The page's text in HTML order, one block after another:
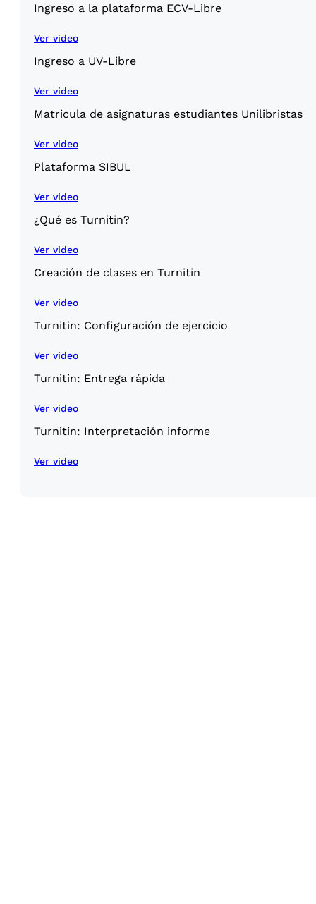
Ingreso a la plataforma ECV-Libre
Ver video
Ingreso a UV-Libre
Ver video
Matricula de asignaturas estudiantes Unilibristas
Ver video
Plataforma SIBUL
Ver video
¿Qué es Turnitin?
Ver video
Creación de clases en Turnitin
Ver video
Turnitin: Configuración de ejercicio
Ver video
Turnitin: Entrega rápida
Ver video
Turnitin: Interpretación informe
Ver video